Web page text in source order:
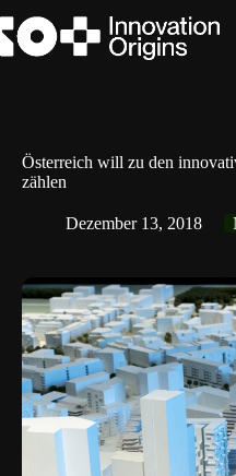
Inhalt
springen
Österreich will zu den
zählen
Dezember 13, 2018